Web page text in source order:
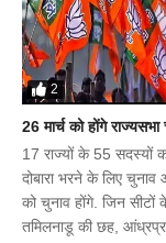
2
26 मार्च को होंगे
17 राज्यों के 55 सदस्यों
दोबारा भरने के लिए
को चुनाव होंगे. जिन सीटों
तमिलनाडू की छह,